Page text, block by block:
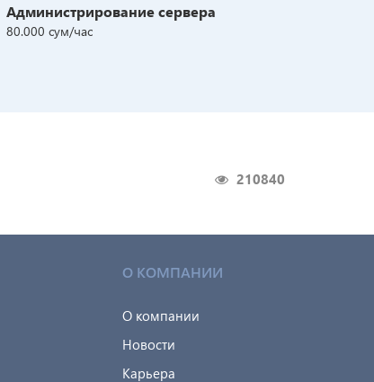
Администрирование сервера
80.000 сум/час
210840
О КОМПАНИИ
О компании
Новости
Карьера